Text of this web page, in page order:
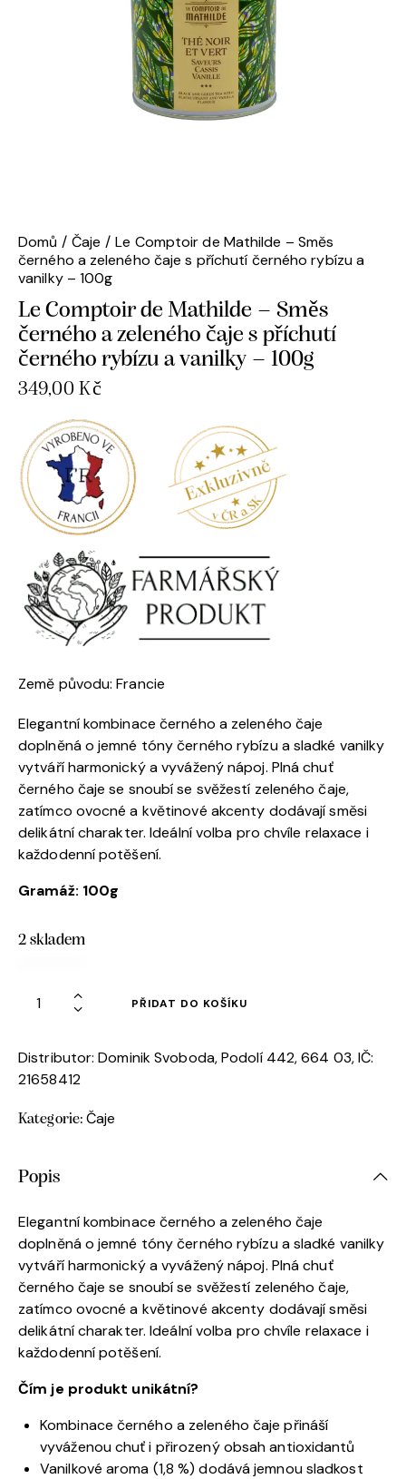
Domů Čaje
Le Comptoir de Mathilde – Směs
černého a zeleného čaje s příchutí černého rybízu a
vanilky – 100g
Le Comptoir de Mathilde – Směs
černého a zeleného čaje s příchutí
černého rybízu a vanilky – 100g
349,00 Kč
Země původu: Francie
Elegantní kombinace černého a zeleného čaje
doplněná o jemné tóny černého rybízu a sladké vanilky
vytváří harmonický a vyvážený nápoj. Plná chuť
černého čaje se snoubí se svěžestí zeleného čaje,
zatímco ovocné a květinové akcenty dodávají směsi
delikátní charakter. Ideální volba pro chvíle relaxace i
každodenní potěšení.
Gramáž: 100g
2 skladem
PŘIDAT DO KOŠÍKU
Distributor: Dominik Svoboda, Podolí 442, 664 03, IČ:
21658412
Kategorie:Čaje
Popis
Elegantní kombinace černého a zeleného čaje
doplněná o jemné tóny černého rybízu a sladké vanilky
vytváří harmonický a vyvážený nápoj. Plná chuť
černého čaje se snoubí se svěžestí zeleného čaje,
zatímco ovocné a květinové akcenty dodávají směsi
delikátní charakter. Ideální volba pro chvíle relaxace i
každodenní potěšení.
Čím je produkt unikátní?
Kombinace černého a zeleného čaje přináší
vyváženou chuť i přirozený obsah antioxidantů
Vanilkové aroma (1,8 %) dodává jemnou sladkost